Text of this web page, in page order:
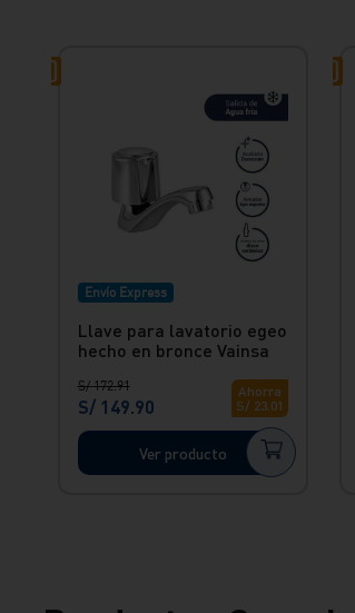
Envío Express
Llave para lavatorio egeo
hecho en bronce Vainsa
S/ 172.91
S/ 149.90
Ahorra
S/ 23.01
Ver producto